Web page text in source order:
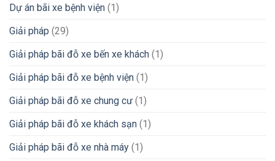
Dự án bãi xe bệnh viện (1)
Giải pháp (29)
Giải pháp bãi đỗ xe bến xe khách (1)
Giải pháp bãi đỗ xe bệnh viện (1)
Giải pháp bãi đỗ xe chung cư (1)
Giải pháp bãi đỗ xe khách sạn (1)
Giải pháp bãi đỗ xe nhà máy (1)